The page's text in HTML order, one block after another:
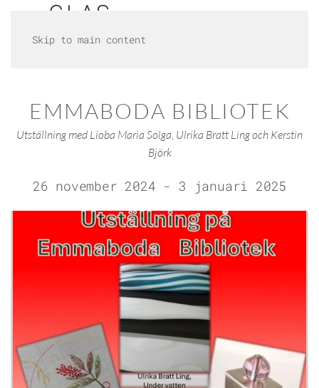
Skip to main content
EMMABODA BIBLIOTEK
Utställning med Lioba Maria Solga, Ulrika Bratt Ling och Kerstin
Björk
26 november 2024 - 3 januari 2025